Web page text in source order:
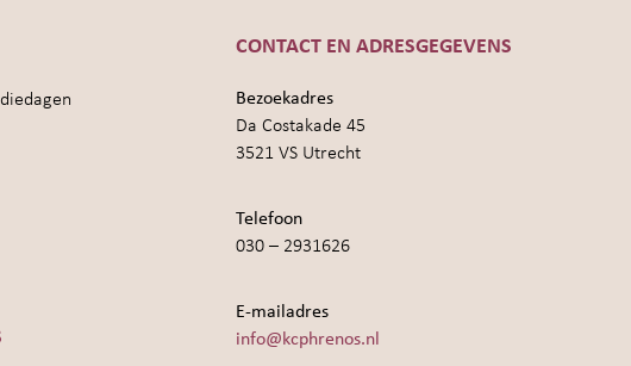
CONTACT EN ADRESGEGEVENS
Bezoekadres
Da Costakade 45
3521 VS Utrecht
Telefoon
030 – 2931626
E-mailadres
info@kcphrenos.nl